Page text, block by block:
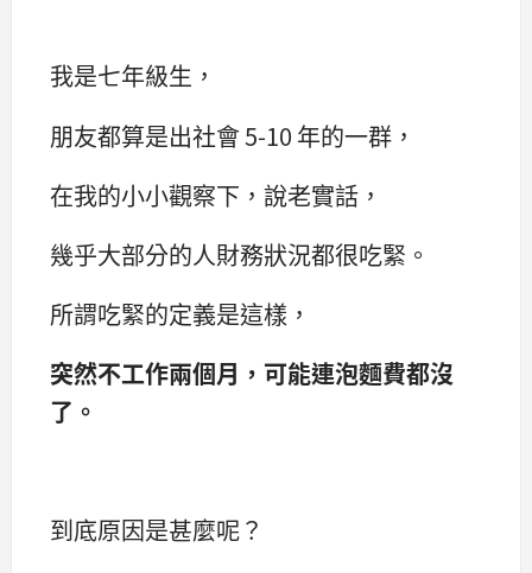
我是七年級生，
朋友都算是出社會 5-10 年的一群，
在我的小小觀察下，說老實話，
幾乎大部分的人財務狀況都很吃緊。
所謂吃緊的定義是這樣，
突然不工作兩個月，可能連泡麵費都沒
了。
到底原因是甚麼呢？